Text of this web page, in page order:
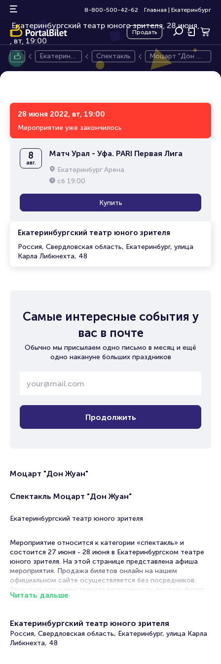
8-800-500-42-62 Главная Екатеринбург
Продать
Моцарт "Дон Жуан"
Екатеринбургский театр юного зрителя, 28 июня,
16+
вт, 19:00
Екатеринб
Спектакль
Моцарт "Дон Жу
ан"
28 июня 2022, вт, 19:00
Мероприятие уже закончилось
Екатеринбургский театр юного зрителя
Россия, Свердловская область, Екатеринбург, улица
Карла Либкнехта, 48
8
авг.
Матч Урал - Уфа. PARI Первая Лига
Екатеринбург Арена
сб 19:00
Купить
Самые интересные события у
вас в почте
Обычно мы присылаем одно письмо в месяц и ещё
одно накануне больших праздников
Продолжить
Моцарт "Дон Жуан"
Спектакль Моцарт "Дон Жуан"
Екатеринбургский театр юного зрителя
Мероприятие относится к категории «спектакль» и
состоится 27 июня - 28 июня в Екатеринбургском театре
юного зрителя. На этой странице представлена афиша
мероприятия. Продажа билетов онлайн на нашем
официальном сайте осуществляется без посредников.
Зачастую это единственная возможность достать билет
на спектакль.
Постановки по произведениям классиков и
современников, драмы, комедии, трагикомедии. В их
основе истории, основанные на реальных событиях или
Читать дальше
Екатеринбургский театр юного зрителя
Россия, Свердловская область, Екатеринбург, улица Карла
Либкнехта, 48